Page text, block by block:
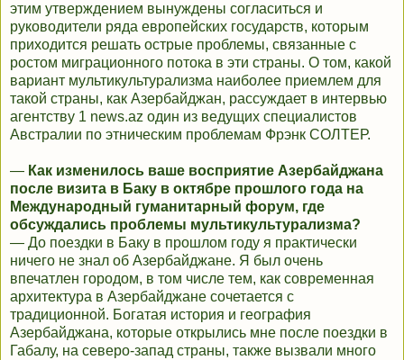
этим утверждением вынуждены согласиться и
руководители ряда европейских государств, которым
приходится решать острые проблемы, связанные с
ростом миграционного потока в эти страны. О том, какой
вариант мультикультурализма наиболее приемлем для
такой страны, как Азербайджан, рассуждает в интервью
агентству 1 news.az один из ведущих специалистов
Австралии по этническим проблемам Фрэнк СОЛТЕР.
— Как изменилось ваше восприятие Азербайджана
после визита в Баку в октябре прошлого года на
Международный гуманитарный форум, где
обсуждались проблемы мультикультурализма?
— До поездки в Баку в прошлом году я практически
ничего не знал об Азербайджане. Я был очень
впечатлен городом, в том числе тем, как современная
архитектура в Азербайджане сочетается с
традиционной. Богатая история и география
Азербайджана, которые открылись мне после поездки в
Габалу, на северо-запад страны, также вызвали много